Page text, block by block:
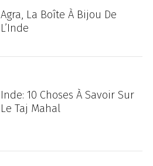
Agra, La Boîte À Bijou De
L’Inde
Inde: 10 Choses À Savoir Sur
Le Taj Mahal